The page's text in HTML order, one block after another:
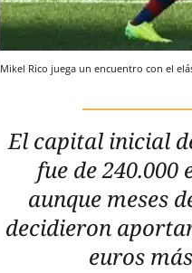
Mikel Rico juega un encuentro con el
El capital inicial
fue de 240.000
aunque meses
decidieron
euros más